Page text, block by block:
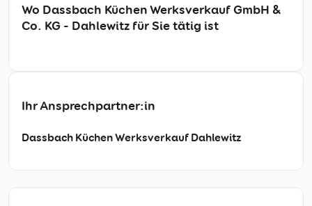
Wo Dassbach Küchen Werksverkauf GmbH &
Co. KG - Dahlewitz für Sie tätig ist
Ihr Ansprechpartner:in
Dassbach Küchen Werksverkauf Dahlewitz